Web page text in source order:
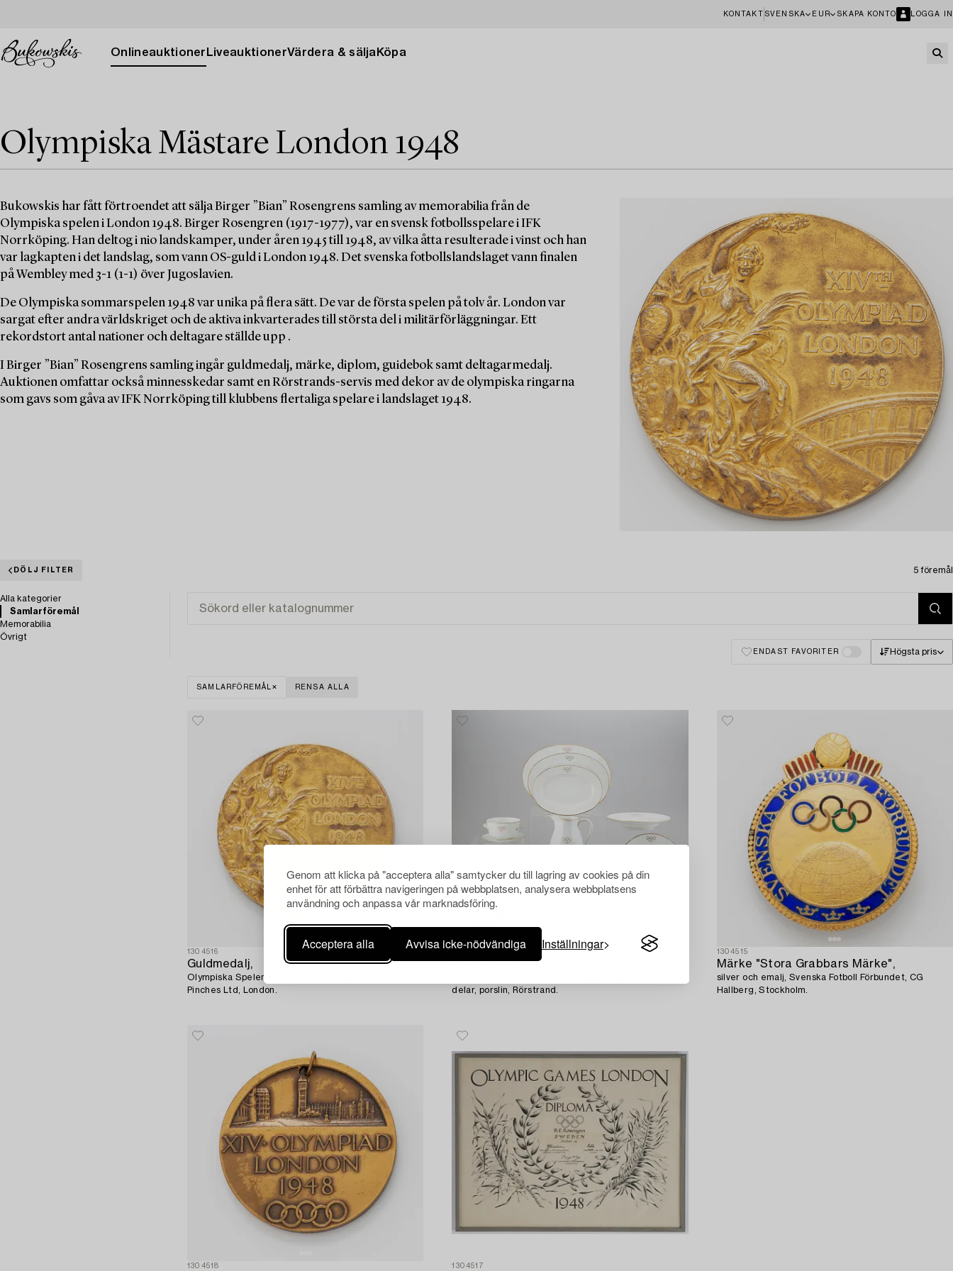
Genom att klicka på "acceptera alla" samtycker du till lagring av cookies på din
enhet för att förbättra navigeringen på webbplatsen, analysera webbplatsens
användning och anpassa vår marknadsföring.
Acceptera alla Avvisa icke-nödvändiga Inställningar
KONTAKT SVENSKA EUR SKAPA KONTO LOGGA IN
Onlineauktioner LiveauktionerVärdera & sälja Köpa
Olympiska Mästare London 1948
Bukowskis har fått förtroendet att sälja Birger ”Bian” Rosengrens samling av memorabilia från de
Olympiska spelen i London 1948. Birger Rosengren (1917-1977), var en svensk fotbollsspelare i IFK
Norrköping. Han deltog i nio landskamper, under åren 1945 till 1948, av vilka åtta resulterade i vinst och han
var lagkapten i det landslag, som vann OS-guld i London 1948. Det svenska fotbollslandslaget vann finalen
på Wembley med 3-1 (1-1) över Jugoslavien.
De Olympiska sommarspelen 1948 var unika på flera sätt. De var de första spelen på tolv år. London var
sargat efter andra världskriget och de aktiva inkvarterades till största del i militärförläggningar. Ett
rekordstort antal nationer och deltagare ställde upp .
I Birger ”Bian” Rosengrens samling ingår guldmedalj, märke, diplom, guidebok samt deltagarmedalj.
Auktionen omfattar också minnesskedar samt en Rörstrands-servis med dekor av de olympiska ringarna
som gavs som gåva av IFK Norrköping till klubbens flertaliga spelare i landslaget 1948.
DÖLJ FILTER 5 föremål
Alla kategorier
Samlarföremål
Memorabilia
Övrigt
ENDAST FAVORITER Högsta pris
SAMLARFÖREMÅL RENSA ALLA
1304516
Guldmedalj,
Olympiska Spelen London 1948, förgyllt silver, John
Pinches Ltd, London.
Louise Adelborg
delar, porslin, Rörstrand.
1304515
Märke "Stora Grabbars Märke",
silver och emalj, Svenska Fotboll Förbundet, CG
Hallberg, Stockholm.
1304518 1304517